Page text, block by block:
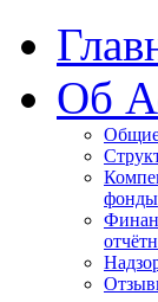
Об
Общие
фонды